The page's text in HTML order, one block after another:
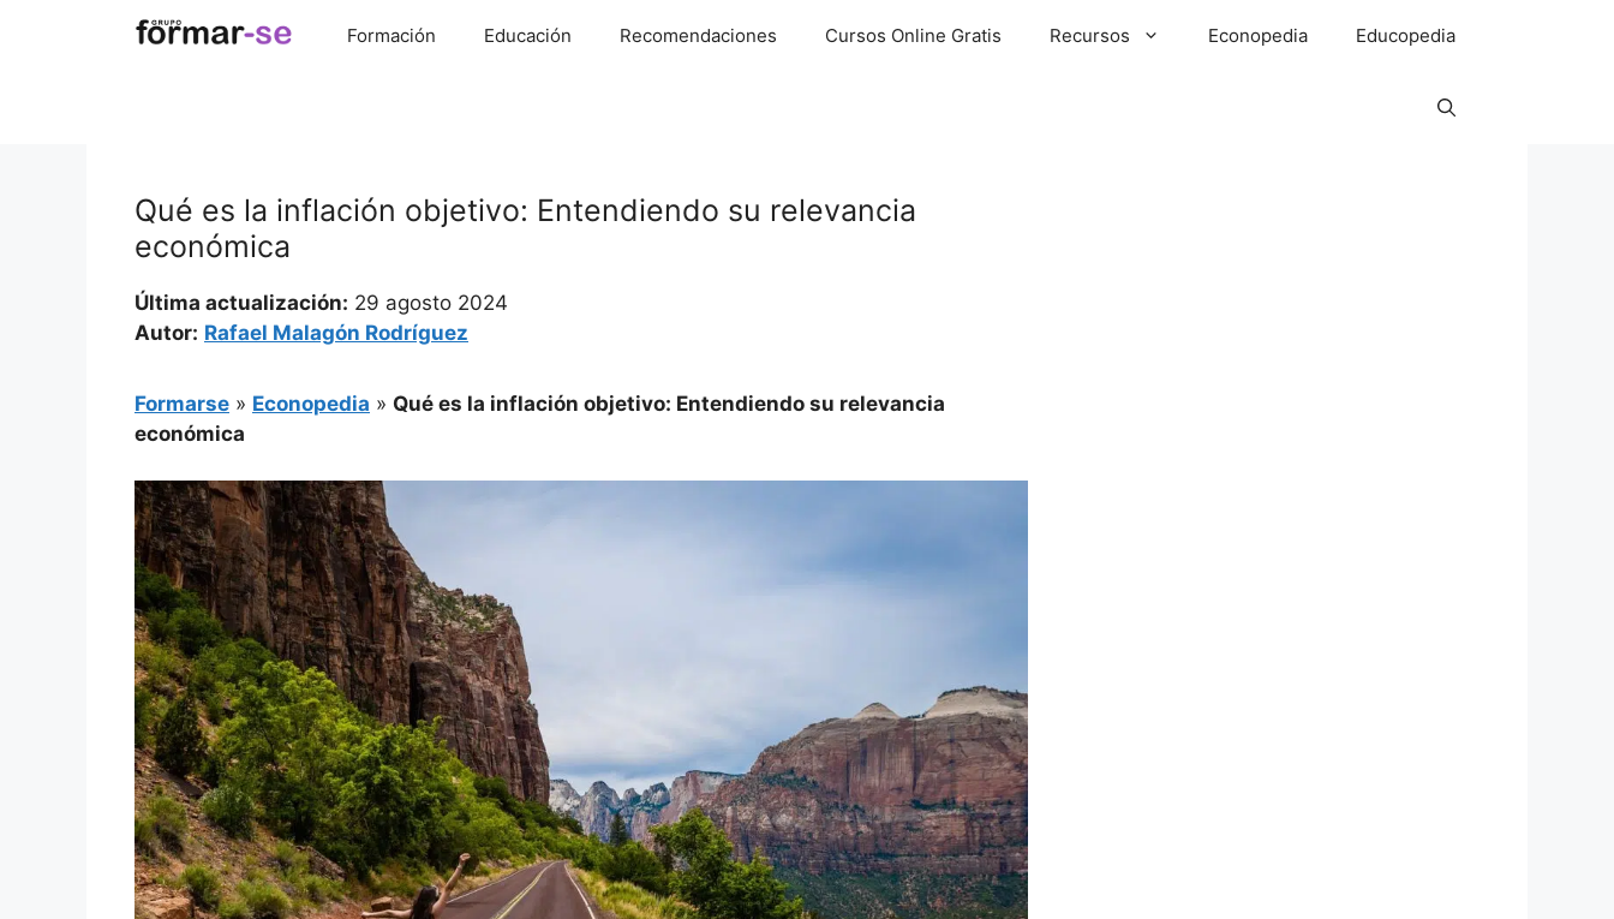
Formación Educación Recomendaciones Cursos Online Gratis Recursos Econopedia Educopedia
Qué es la inflación objetivo: Entendiendo su relevancia
económica
Última actualización: 29 agosto 2024
Autor: Rafael Malagón Rodríguez
Formarse » Econopedia » Qué es la inflación objetivo: Entendiendo su relevancia
económica